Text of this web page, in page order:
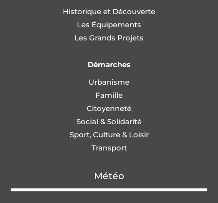
Historique et Découverte
Les Équipements
Les Grands Projets
Démarches
Urbanisme
Famille
Citoyenneté
Social & Solidarité
Sport, Culture & Loisir
Transport
Météo